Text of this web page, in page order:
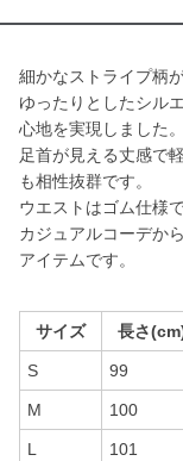
細かなストライプ柄
ゆったりとしたシル
心地を実現しました。
足首が見える丈感で
も相性抜群です。
ウエストはゴム仕様
カジュアルコーデか
アイテムです。
サイズ 長さ
S 99
M 100
L 101